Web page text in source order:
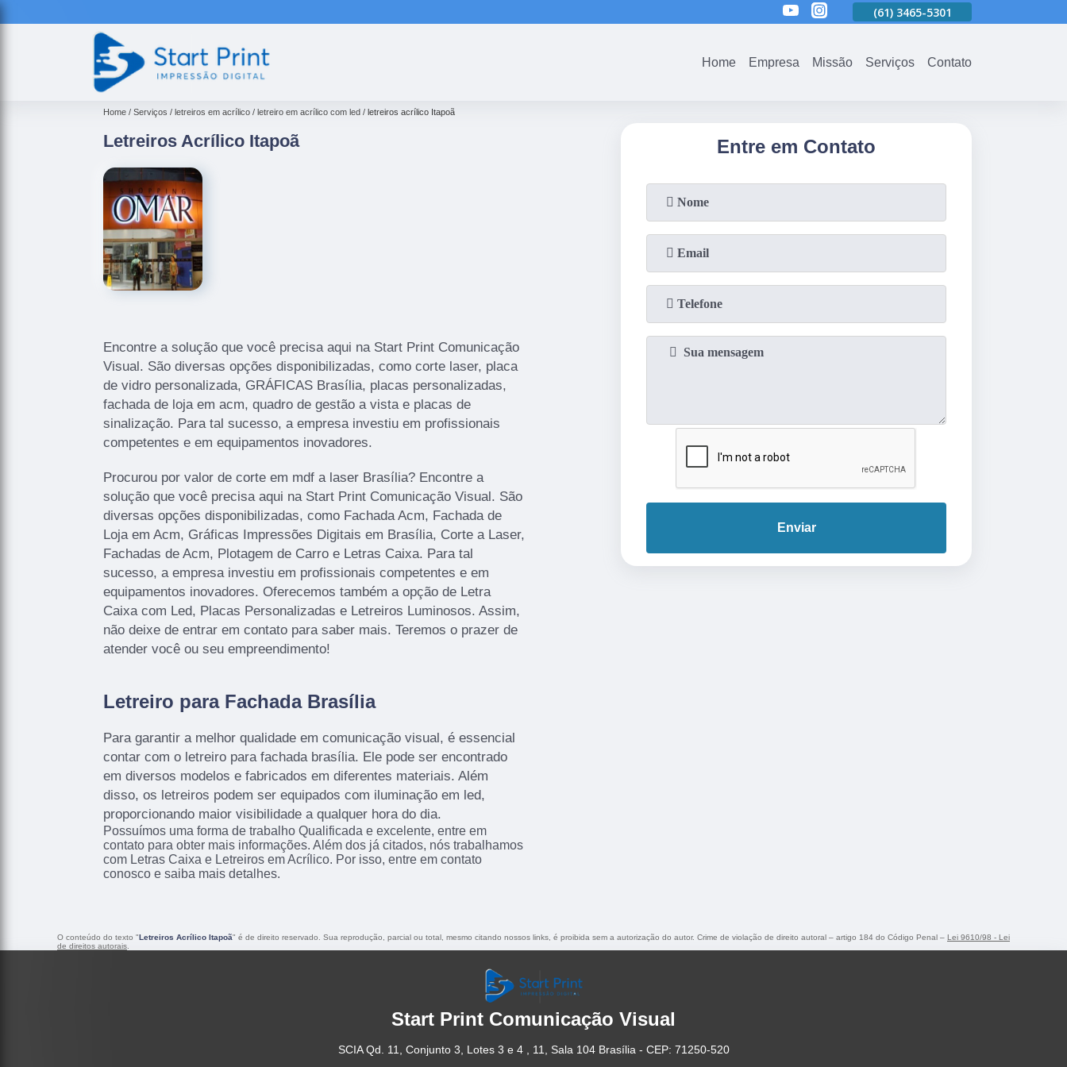
3465-5301 (61) 3465-5301
Home Empresa Missão Serviços Contato
Home Serviços letreiros em acrílico letreiro em acrílico com led letreiros acrílico Itapoã
Letreiros Acrílico Itapoã
Encontre a solução que você precisa aqui na Start Print Comunicação
Visual. São diversas opções disponibilizadas, como corte laser, placa
de vidro personalizada, GRÁFICAS Brasília, placas personalizadas,
fachada de loja em acm, quadro de gestão a vista e placas de
sinalização. Para tal sucesso, a empresa investiu em profissionais
competentes e em equipamentos inovadores.
Procurou por valor de corte em mdf a laser Brasília? Encontre a
solução que você precisa aqui na Start Print Comunicação Visual. São
diversas opções disponibilizadas, como Fachada Acm, Fachada de
Loja em Acm, Gráficas Impressões Digitais em Brasília, Corte a Laser,
Fachadas de Acm, Plotagem de Carro e Letras Caixa. Para tal
sucesso, a empresa investiu em profissionais competentes e em
equipamentos inovadores. Oferecemos também a opção de Letra
Caixa com Led, Placas Personalizadas e Letreiros Luminosos. Assim,
não deixe de entrar em contato para saber mais. Teremos o prazer de
atender você ou seu empreendimento!
Letreiro para Fachada Brasília
Para garantir a melhor qualidade em comunicação visual, é essencial
contar com o letreiro para fachada brasília. Ele pode ser encontrado
em diversos modelos e fabricados em diferentes materiais. Além
disso, os letreiros podem ser equipados com iluminação em led,
proporcionando maior visibilidade a qualquer hora do dia.
Possuímos uma forma de trabalho Qualificada e excelente, entre em
contato para obter mais informações. Além dos já citados, nós trabalhamos
com Letras Caixa e Letreiros em Acrílico. Por isso, entre em contato
conosco e saiba mais detalhes.
Entre em Contato
Enviar
O conteúdo do texto "Letreiros Acrílico Itapoã" é de direito reservado. Sua reprodução, parcial ou total, mesmo citando nossos links, é proibida sem a autorização do autor. Crime de violação de direito autoral – artigo 184 do Código Penal – Lei 9610/98 - Lei
de direitos autorais
Start Print Comunicação Visual
SCIA Qd. 11, Conjunto 3, Lotes 3 e 4 , 11, Sala 104 Brasília - CEP: 71250-520